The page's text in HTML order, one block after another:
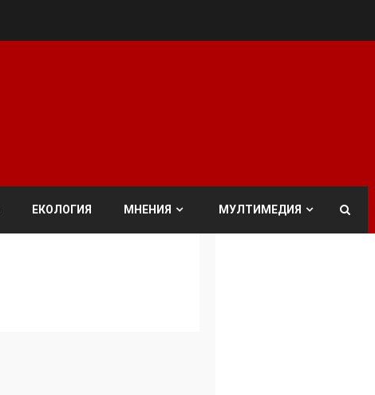
ЕКОЛОГИЯ МНЕНИЯ МУЛТИМЕДИЯ